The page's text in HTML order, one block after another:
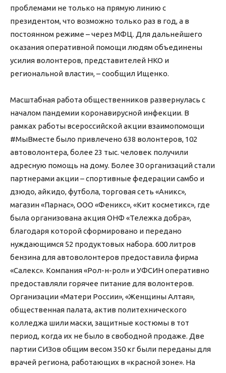
проблемами не только на прямую линию с
президентом, что возможно только раз в год, а в
постоянном режиме – через МФЦ. Для дальнейшего
оказания оперативной помощи людям объединены
усилия волонтеров, представителей НКО и
региональной власти», – сообщил Ищенко.
Масштабная работа общественников развернулась с
началом пандемии коронавирусной инфекции. В
рамках работы всероссийской акции взаимопомощи
#МыВместе было привлечено 638 волонтеров, 102
автоволонтера, более 23 тыс. человек получили
адресную помощь на дому. Более 30 организаций стали
партнерами акции – спортивные федерации самбо и
дзюдо, айкидо, футбола, торговая сеть «Аникс»,
магазин «Парнас», ООО «Феникс», «Кит косметикс», где
была организована акция ОНФ «Тележка добра»,
благодаря которой сформировано и передано
нуждающимся 52 продуктовых набора. 600 литров
бензина для автоволонтеров предоставила фирма
«Салекс». Компания «Рол-н-рол» и УФСИН оперативно
предоставляли горячее питание для волонтеров.
Организации «Матери России», «Женщины Алтая»,
общественная палата, актив политехнического
колледжа шили маски, защитные костюмы в тот
период, когда их не было в свободной продаже. Две
партии СИЗов общим весом 350 кг были переданы для
врачей региона, работающих в «красной зоне». На